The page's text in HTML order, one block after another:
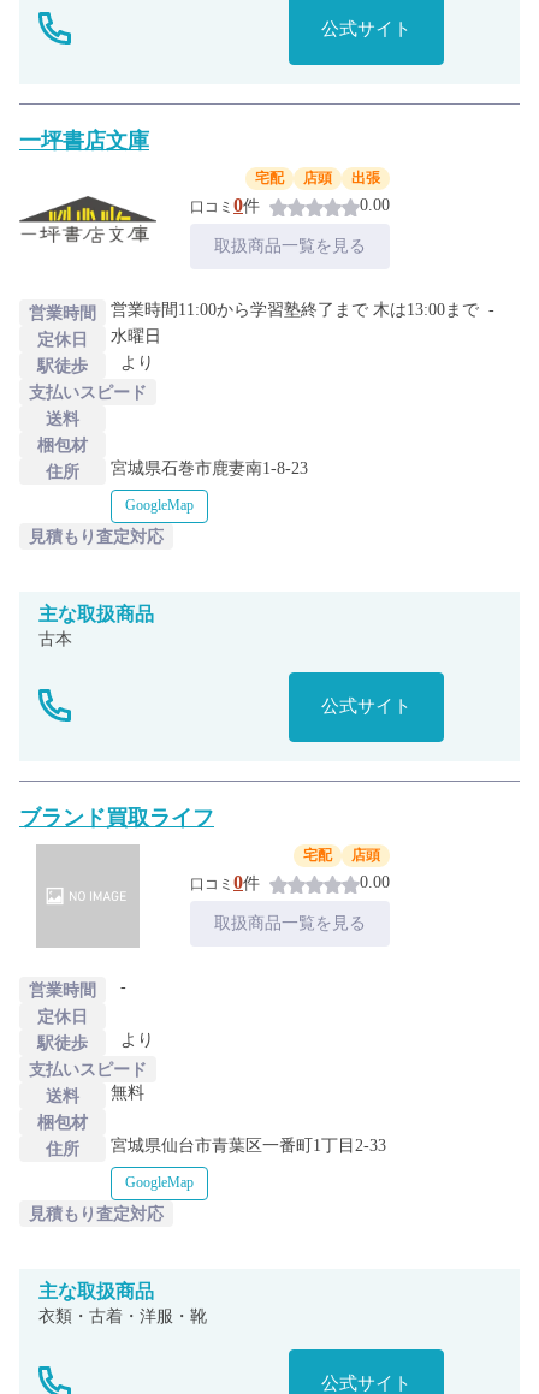
公式サイト
一坪書店文庫
宅配 店頭
出張
口コミ 0件 0.00
取扱商品一覧を見る
営業時間 営業時間11:00から学習塾終了まで 木は13:00まで -
定休日
水曜日
駅徒歩
より
支払いスピード
送料
梱包材
住所
宮城県石巻市鹿妻南1-8-23
GoogleMap
見積もり査定対応
主な取扱商品
古本
公式サイト
ブランド買取ライフ
宅配
店頭
口コミ 0件 0.00
取扱商品一覧を見る
営業時間
-
定休日
駅徒歩
より
支払いスピード
送料
無料
梱包材
住所
宮城県仙台市青葉区一番町1丁目2‐33
GoogleMap
見積もり査定対応
主な取扱商品
衣類・古着・洋服・靴
公式サイト